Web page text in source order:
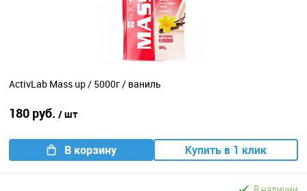
ActivLab Mass up / 5000г / ваниль
180 руб. / шт
В корзину Купить в 1 клик